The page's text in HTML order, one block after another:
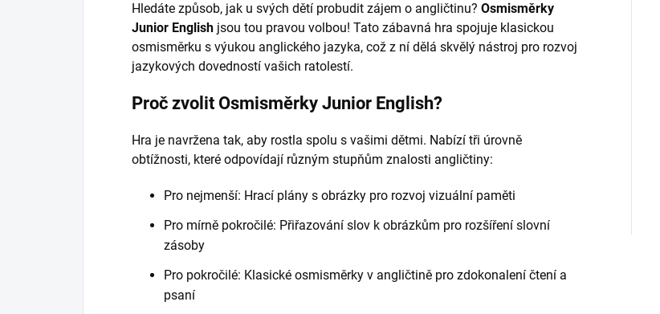
Hledáte způsob, jak u svých dětí probudit zájem o angličtinu? Osmisměrky
Junior English jsou tou pravou volbou! Tato zábavná hra spojuje klasickou
osmisměrku s výukou anglického jazyka, což z ní dělá skvělý nástroj pro rozvoj
jazykových dovedností vašich ratolestí.
Proč zvolit Osmisměrky Junior English?
Hra je navržena tak, aby rostla spolu s vašimi dětmi. Nabízí tři úrovně
obtížnosti, které odpovídají různým stupňům znalosti angličtiny:
Pro nejmenší: Hrací plány s obrázky pro rozvoj vizuální paměti
Pro mírně pokročilé: Přiřazování slov k obrázkům pro rozšíření slovní
zásoby
Pro pokročilé: Klasické osmisměrky v angličtině pro zdokonalení čtení a
psaní